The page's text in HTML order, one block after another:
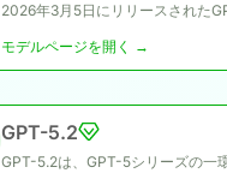
モデルページを開く →
GPT-5.2